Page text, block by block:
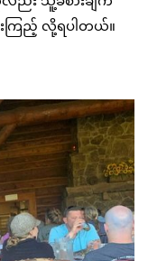
ြည့် လို့ရပါတယ်။